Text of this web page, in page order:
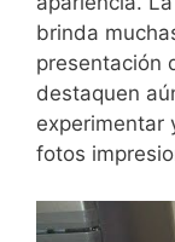
brinda
presentación
⁢destaquen
experimentar
fotos